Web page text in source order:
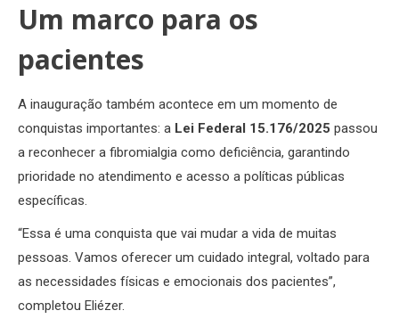
Um marco para os
pacientes
A inauguração também acontece em um momento de
conquistas importantes: a Lei Federal 15.176/2025 passou
a reconhecer a fibromialgia como deficiência, garantindo
prioridade no atendimento e acesso a políticas públicas
específicas.
“Essa é uma conquista que vai mudar a vida de muitas
pessoas. Vamos oferecer um cuidado integral, voltado para
as necessidades físicas e emocionais dos pacientes”,
completou Eliézer.